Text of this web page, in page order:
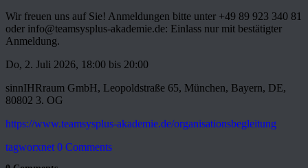
Wir freuen uns auf Sie! Anmeldungen bitte unter +49 89 923 340 81
oder info@teamsysplus-akademie.de: Einlass nur mit bestätigter
Anmeldung.
Do, 2. Juli 2026, 18:00 bis 20:00
sinnIHRraum GmbH, Leopoldstraße 65, München, Bayern, DE,
80802 3. OG
https://www.teamsysplus-akademie.de/organisationsbegleitung
tagworxnet 0 Comments